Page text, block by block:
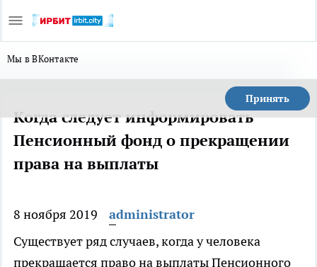
Мы в ВКонтакте
Принять
Когда следует информировать
Пенсионный фонд о прекращении
права на выплаты
8 ноября 2019
administrator
Существует ряд случаев, когда у человека
прекращается право на выплаты Пенсионного